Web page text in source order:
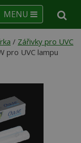
MENU
/ Zářivky pro UVC
pro UVC lampu